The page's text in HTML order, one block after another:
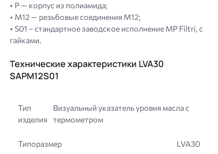
• P — корпус из полиамида;
• M12 — резьбовые соединения M12;
• S01 – стандартное заводское исполнение MP Filtri, с
гайками.
Технические характеристики LVA30
SAPM12S01
Тип
изделия
Визуальный указатель уровня масла с
термометром
Типоразмер LVA30